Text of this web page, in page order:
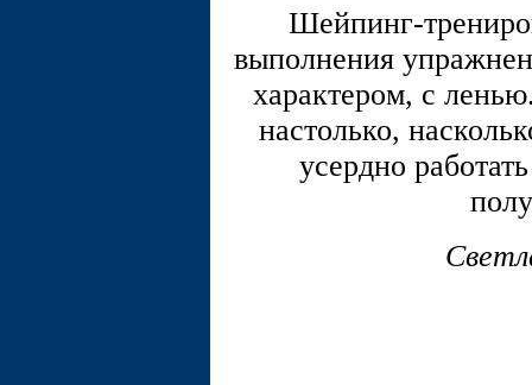
Шейпинг-
выполнения
характером, с
настолько,
усердно